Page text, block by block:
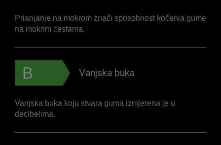
Prianjanje na mokrom znači sposobnost kočenja gume
na mokrim cestama.
B Vanjska buka
Vanjska buka koju stvara guma izmjerena je u
decibelima.